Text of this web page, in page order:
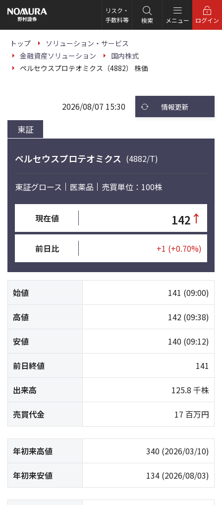
の
ー
リスク・
手数料等
検索 メニュー ログイン
トップ
ソリューション・サービス
金融資産ソリューション
国内株式
ペルセウスプロテオミクス（4882） 株価
東証
2026/08/07 15:30 情報更新
ペルセウスプロテオミクス (4882/T)
東証グロース 医薬品 売買単位：100株
現在値 142 ↑
前日比 +1 (+0.70%)
始値 141 (09:00)
高値 142 (09:38)
安値 140 (09:12)
前日終値 141
出来高 125.8 千株
売買代金 17 百万円
年初来高値 340 (2026/03/10)
年初来安値 134 (2026/08/03)